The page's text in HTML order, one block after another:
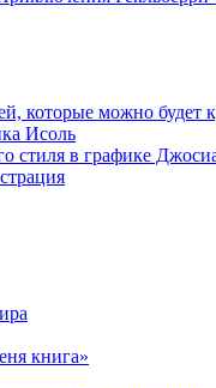
которые можно будет
Исоль
стиля в графике
книга»